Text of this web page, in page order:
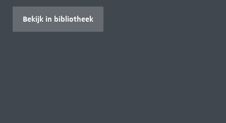
Bekijk in bibliotheek